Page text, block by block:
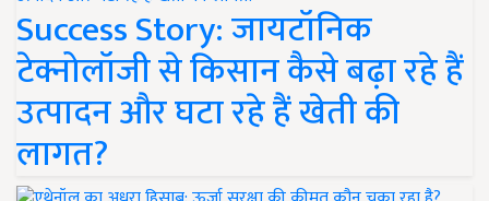
Success Story: जायटॉनिक
टेक्नोलॉजी से किसान कैसे बढ़ा रहे हैं
उत्पादन और घटा रहे हैं खेती की
लागत?